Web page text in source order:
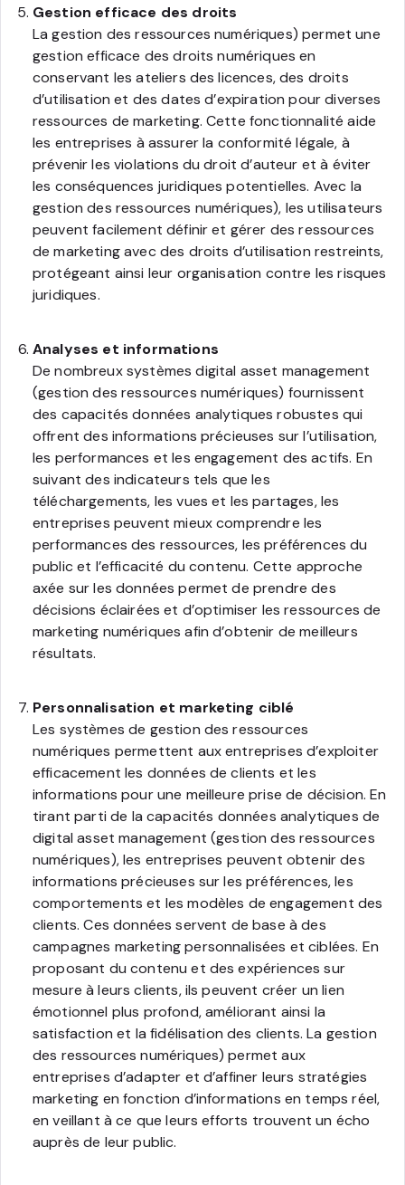
Gestion efficace des droits
La gestion des ressources numériques) permet une
gestion efficace des droits numériques en
conservant les ateliers des licences, des droits
d’utilisation et des dates d’expiration pour diverses
ressources de marketing. Cette fonctionnalité aide
les entreprises à assurer la conformité légale, à
prévenir les violations du droit d’auteur et à éviter
les conséquences juridiques potentielles. Avec la
gestion des ressources numériques), les utilisateurs
peuvent facilement définir et gérer des ressources
de marketing avec des droits d’utilisation restreints,
protégeant ainsi leur organisation contre les risques
juridiques.
Analyses et informations
De nombreux systèmes digital asset management
(gestion des ressources numériques) fournissent
des capacités données analytiques robustes qui
offrent des informations précieuses sur l’utilisation,
les performances et les engagement des actifs. En
suivant des indicateurs tels que les
téléchargements, les vues et les partages, les
entreprises peuvent mieux comprendre les
performances des ressources, les préférences du
public et l’efficacité du contenu. Cette approche
axée sur les données permet de prendre des
décisions éclairées et d’optimiser les ressources de
marketing numériques afin d’obtenir de meilleurs
résultats.
Personnalisation et marketing ciblé
Les systèmes de gestion des ressources
numériques permettent aux entreprises d’exploiter
efficacement les données de clients et les
informations pour une meilleure prise de décision. En
tirant parti de la capacités données analytiques de
digital asset management (gestion des ressources
numériques), les entreprises peuvent obtenir des
informations précieuses sur les préférences, les
comportements et les modèles de engagement des
clients. Ces données servent de base à des
campagnes marketing personnalisées et ciblées. En
proposant du contenu et des expériences sur
mesure à leurs clients, ils peuvent créer un lien
émotionnel plus profond, améliorant ainsi la
satisfaction et la fidélisation des clients. La gestion
des ressources numériques) permet aux
entreprises d’adapter et d’affiner leurs stratégies
marketing en fonction d’informations en temps réel,
en veillant à ce que leurs efforts trouvent un écho
auprès de leur public.